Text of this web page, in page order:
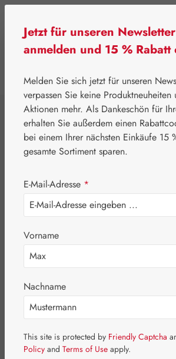
⌂ Gall Pharma
Ornithin /
Tryptophan 1:1
GPH Kapseln
Bildergalerie überspringen
Jetzt für unseren Newsletter
anmelden und 15 % Rabatt
Melden Sie sich jetzt für unseren
verpassen Sie keine Produktneuheiten
Aktionen mehr. Als Dankeschön für
erhalten Sie außerdem einen
bei einem Ihrer nächsten Einkäufe 15
gesamte Sortiment sparen.
E-Mail-Adresse *
Vorname
Nachname
This site is protected by Friendly Captcha
Policy and Terms of Use apply.